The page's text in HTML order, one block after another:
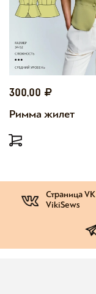
300,00
Римма жилет
Страница VK
VikiSews